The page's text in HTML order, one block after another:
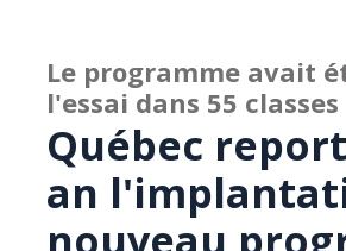
Le programme avait
l'essai dans 55 classes
Québec
an